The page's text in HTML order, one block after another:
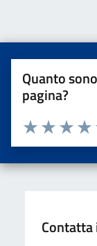
Quanto
pagina?
Valuta da 1 a 5
Valuta
Valuta 2
Valuta una